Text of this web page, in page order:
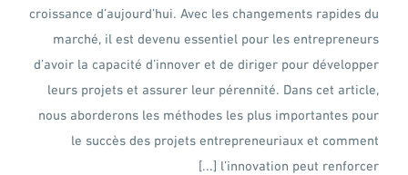
croissance d’aujourd’hui. Avec les changements rapides du
marché, il est devenu essentiel pour les entrepreneurs
d’avoir la capacité d’innover et de diriger pour développer
leurs projets et assurer leur pérennité. Dans cet article,
nous aborderons les méthodes les plus importantes pour
le succès des projets entrepreneuriaux et comment
l’innovation peut renforcer [...]